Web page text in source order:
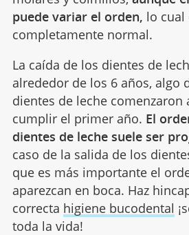
puede variar el orden, lo cual
completamente normal.
La caída de los dientes de
alrededor de los 6 años, algo
dientes de leche comenzaron
cumplir el primer año. El
dientes de leche suele ser
caso de la salida de los
que es más importante el
aparezcan en boca. Haz
correcta higiene bucodental
toda la vida!